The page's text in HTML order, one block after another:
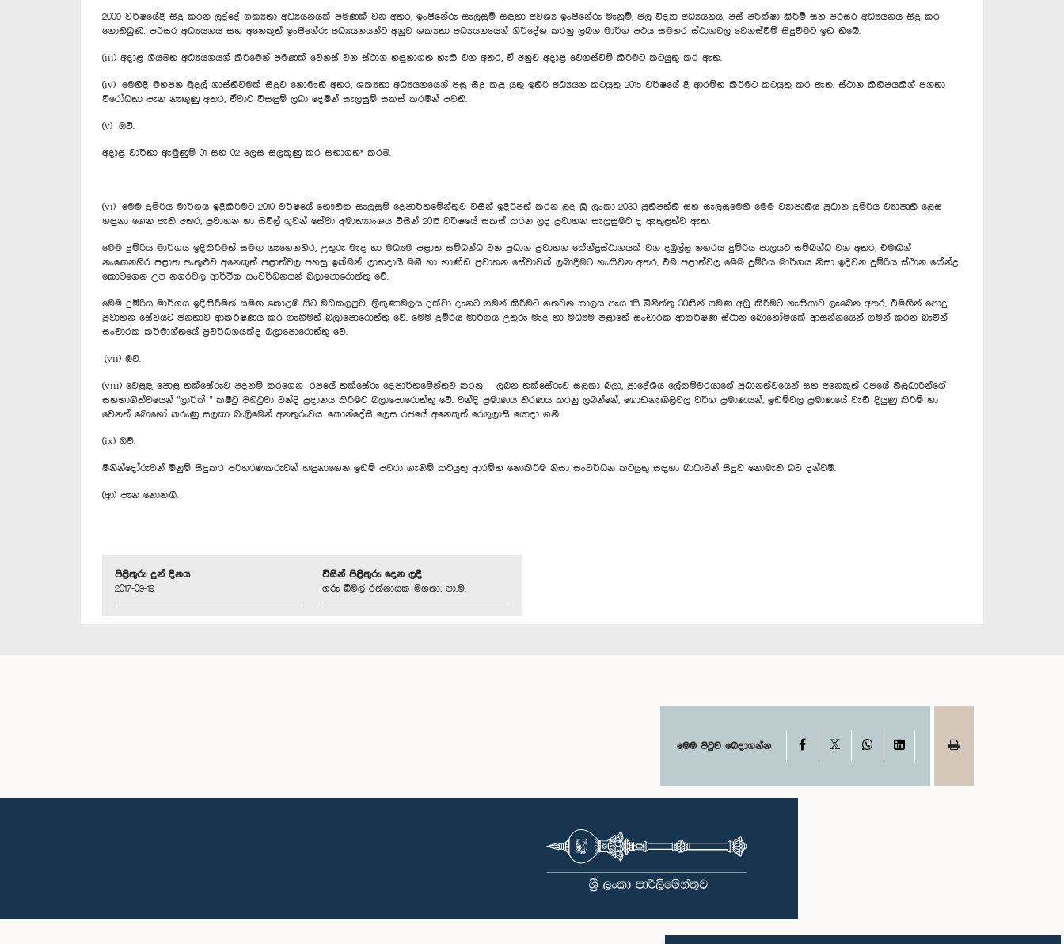
2009 වර්ෂයේදී සිදු කරන ලද්දේ ශක්‍යතා අධ්‍යයනයක් පමණක් වන අතර, ඉංජිනේරු සැලසුම් සඳහා අවශ්‍ය ඉංජිනේරු මැනුම්, ජල විද්‍යා අධ්‍යයනය, පස් පරීක්ෂා කිරීම් සහ පරිසර අධ්‍යයනය සිදු කර
නොතිබුණි. පරිසර අධ්‍යයනය සහ අනෙකුත් ඉංජිනේරු අධ්‍යයනයන්ට අනුව ශක්‍යතා අධ්‍යයනයෙන් නිර්දේශ කරනු ලබන මාර්ග පථය සමහර ස්ථානවල වෙනස්වීම් සිදුවීමට ඉඩ තිබේ.
(iii) අදාළ නියමිත අධ්‍යයනයන් කිරීමෙන් පමණක් වෙනස් වන ස්ථාන හඳුනාගත හැකි වන අතර, ඒ අනුව අදාළ වෙනස්වීම් කිරීමට කටයුතු කර ඇත.
(iv) මෙහිදී මහජන මුදල් නාස්තිවීමක් සිදුව නොමැති අතර, ශක්‍යතා අධ්‍යයනයෙන් පසු සිදු කළ යුතු ඉතිරි අධ්‍යයන කටයුතු 2015 වර්ෂයේ දී ආරම්භ කිරීමට කටයුතු කර ඇත. ස්ථාන කිහිපයකින් ජනතා
විරෝධතා පැන නැඟුණු අතර, ඒවාට විසඳුම් ලබා දෙමින් සැලසුම් සකස් කරමින් පවතී.
(v) ඔව්.
අදාළ වාර්තා ඇමුණුම් 01 සහ 02 ලෙස සලකුණු කර සභාගත* කරමි.
(vi) මෙම දුම්රිය මාර්ගය ඉදිකිරීමට 2010 වර්ෂයේ භෞතික සැලසුම් දෙපාර්තමේන්තුව විසින් ඉදිරිපත් කරන ලද ශ්‍රී ලංකා-2030 ප්‍රතිපත්ති සහ සැලසුමෙහි මෙම ව්‍යාපෘතිය ප්‍රධාන දුම්රිය ව්‍යාපෘති ලෙස
හඳුනා ගෙන ඇති අතර, ප්‍රවාහන හා සිවිල් ගුවන් සේවා අමාත්‍යාංශය විසින් 2015 වර්ෂයේ සකස් කරන ලද ප්‍රවාහන සැලසුමට ද ඇතුළත්ව ඇත.
මෙම දුම්රිය මාර්ගය ඉදිකිරීමත් සමඟ නැගෙනහිර, උතුරු මැද හා මධ්‍යම පළාත සම්බන්ධ වන ප්‍රධාන ප්‍රවාහන කේන්ද්‍රස්ථානයක් වන දඹුල්ල නගරය දුම්රිය ජාලයට සම්බන්ධ වන අතර, එමඟින්
නැ‍‍ඟෙනහිර පළාත ඇතුළුව අනෙකුත් පළාත්වල පහසු ඉක්මන්, ලාභදායී මගී හා භාණ්ඩ ප්‍රවාහන සේවාවක් ලබාදීමට හැකිවන අතර, එම පළාත්වල මෙම දුම්රිය මාර්ගය නිසා ඉදිවන දුම්රිය ස්ථාන කේන්ද්‍ර
කොටගෙන උප නගරවල ආර්ථික සංවර්ධනයන් බලාපොරොත්තු වේ.
මෙම දුම්රිය මාර්ගය ඉදිකිරීමත් සමඟ කොළඹ සිට මඩකලපුව, ත්‍රිකුණාමලය දක්වා දැනට ගමන් කිරීමට ගතවන කාලය පැය 1යි මිනිත්තු 30කින් පමණ අඩු කිරීමට හැකියාව ලැබෙන අතර, එමඟින් පොදු
ප්‍රවාහන සේවයට ජනතාව ආකර්ෂණය කර ගැනීමත් බලාපොරොත්තු වේ. මෙම දුම්රිය මාර්ගය උතුරු මැද හා මධ්‍යම පළාතේ සංචාරක ආකර්ෂණ ස්ථාන බොහෝමයක් ආසන්නයෙන් ගමන් කරන බැවින්
සංචාරක කර්මාන්තයේ ප්‍රවර්ධනයක්ද බලාපොරොත්තු වේ.
(vii) ඔව්.
(viii) වෙළඳ පොළ තක්සේරුව පදනම් කරගෙන රජයේ තක්සේරු දෙපාර්තමේන්තුව කරනු ලබන තක්සේරුව සලකා බලා, ප්‍රාදේශීය ලේකම්වරයාගේ ප්‍රධානත්වයෙන් සහ අනෙකුත් රජයේ නිලධාරින්ගේ
සහභාගිත්වයෙන් "ලාර්ක් " කමිටු පිහිටුවා වන්දි ප්‍රදානය කිරීමට බලාපොරොත්තු වේ. වන්දි ප්‍රමාණය තීරණය කරනු ලබන්නේ, ගොඩනැඟිලිවල වර්ග ප්‍රමාණයන්, ඉඩම්වල ප්‍රමාණයේ වැඩි දියුණු කිරීම් හා
වෙනත් බොහෝ කරුණු සලකා බැලීමෙන් අනතුරුවය. කොන්දේසි ලෙස රජයේ අනෙකුත් රෙගුලාසි යොදා ගනී.
(ix) ඔව්.
මිනින්දෝරුවන් මිනුම් සිදුකර පරිහරණකරුවන් හඳුනාගෙන ඉඩම් පවරා ගැනීම් කටයුතු ආරම්භ නොකිරීම නිසා සංවර්ධන කටයුතු සඳහා බාධාවන් සිදුව නොමැති බව දන්වමි.
(ආ) පැන නොනඟී.
පිළිතුරු දුන් දිනය
2017-09-19
විසින් පිළිතුරු දෙන ලදී
ගරු බිමල් රත්නායක මහතා, පා.ම.
මෙම පිටුව බෙදාගන්න Facebook WhatsAppLinkedIn